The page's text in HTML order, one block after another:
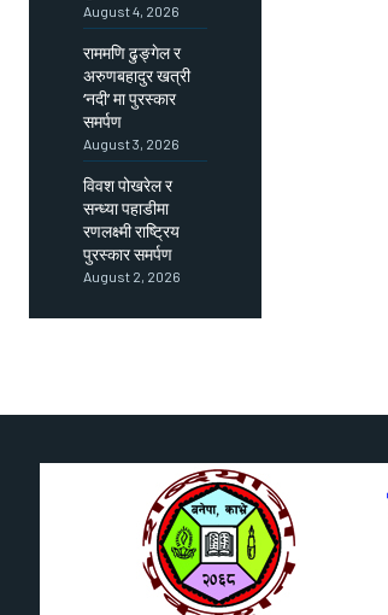
August 4, 2026
राममणि ढुङ्गेल र
अरुणबहादुर खत्री
‘नदी’ मा पुरस्कार
समर्पण
August 3, 2026
विवश पोखरेल र
सन्ध्या पहाडीमा
रणलक्ष्मी राष्ट्रिय
पुरस्कार समर्पण
August 2, 2026